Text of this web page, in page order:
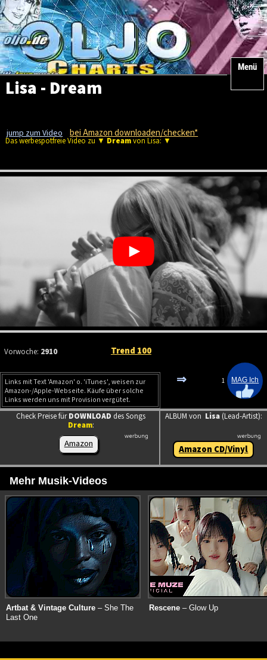
Menü
Lisa - Dream
jump zum Video bei Amazon downloaden/checken*
Das werbespotfreie Video zu ▼ Dreamvon Lisa: ▼
Vorwoche: 2910 Trend 100
Links mit Text 'Amazon' o. 'iTunes', weisen zur
Amazon-/Apple-Webseite. Käufe über solche
Links werden uns mit Provision vergütet.
⇒ 1
Check Preise fürDOWNLOAD des Songs
Dream:
Amazon
ALBUM von Lisa(Lead-Artist):
Amazon CD/Vinyl
Mehr Musik-Videos
Artbat & Vintage Culture – She The
Last One
Rescene – Glow Up